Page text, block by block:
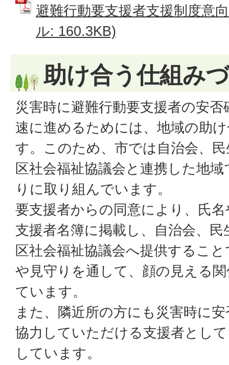
避難行動要支援者支援制度意
ル: 160.3KB)
助け合う仕組み
災害時に避難行動要支援者の安
速に進めるためには、地域の助
す。このため、市では自治会、
区社会福祉協議会と連携した地
りに取り組んでいます。
要支援者からの同意により、氏
支援者名簿に掲載し、自治会、
区社会福祉協議会へ提供するこ
や見守りを通して、顔の見える
ています。
また、隣近所の方にも災害時に
協力していただける支援者とし
しています。